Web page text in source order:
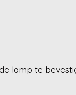
lamp te